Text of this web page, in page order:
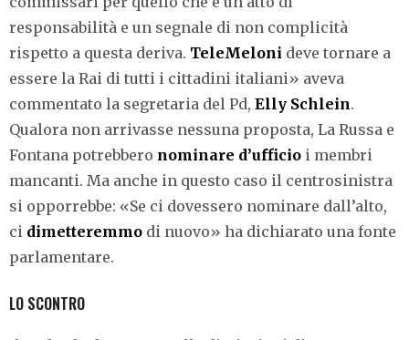
responsabilità e un segnale di non complicità
rispetto a questa deriva. TeleMeloni deve tornare a
essere la Rai di tutti i cittadini italiani» aveva
commentato la segretaria del Pd, Elly Schlein.
Qualora non arrivasse nessuna proposta, La Russa e
Fontana potrebbero nominare d’ufficio i membri
mancanti. Ma anche in questo caso il centrosinistra
si opporrebbe: «Se ci dovessero nominare dall’alto,
ci dimetteremmo di nuovo» ha dichiarato una fonte
parlamentare.
LO SCONTRO